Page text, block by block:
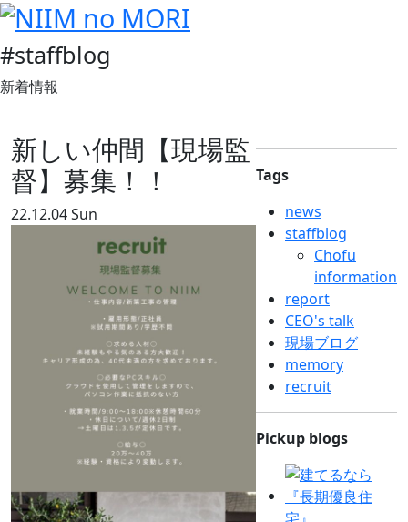
#staffblog
新着情報
新しい仲間【現場監
督】募集！！
22.12.04 Sun
Tags
news
staffblog
Chofu
information
report
CEO's talk
現場ブログ
memory
recruit
Pickup blogs